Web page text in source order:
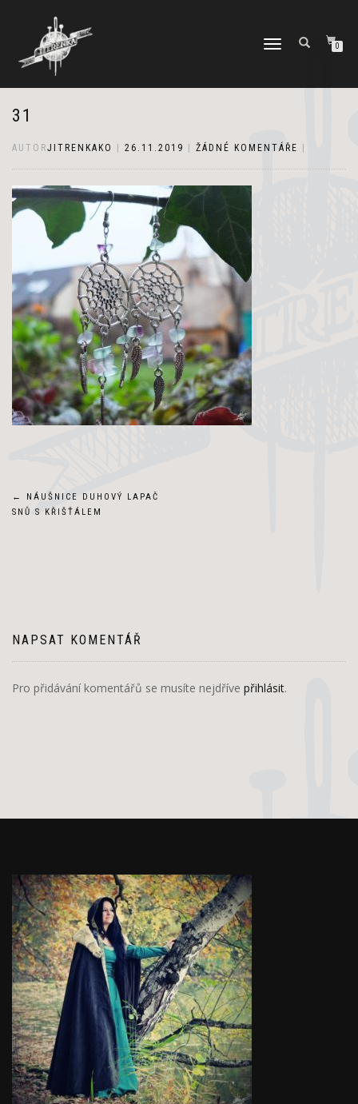
PŘEPNOUT
0
31
AUTORJITRENKAKO 26.11.2019 ŽÁDNÉ KOMENTÁŘE
Navigace
←
NÁUŠNICE DUHOVÝ LAPAČ
SNŮ S KŘIŠŤÁLEM
NAPSAT KOMENTÁŘ
Pro přidávání komentářů se musíte nejdříve přihlásit.